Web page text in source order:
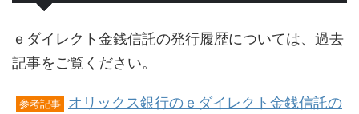
ｅダイレクト金銭信託の発行履歴については、過去
記事をご覧ください。
参考記事
オリックス銀行のｅダイレクト金銭信託の